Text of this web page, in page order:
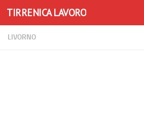
Skip to content
TIRRENICA LAVORO
LIVORNO